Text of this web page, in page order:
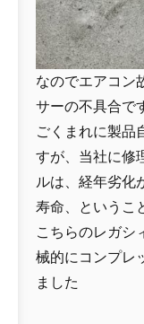
なのでエアコン
サーの不具合で
ごくまれに製品
すが、当社に修
ルは、経年劣化
寿命、というこ
こちらのレガシ
械的にコンプレ
ました